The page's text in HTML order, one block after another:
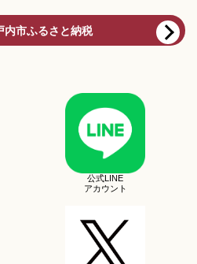
内市ふるさと納税
公式LINE
アカウント